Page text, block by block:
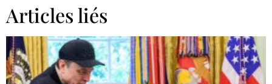
Articles liés